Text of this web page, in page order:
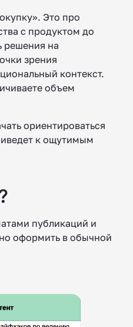
Это про
с продуктом до
решения на
зрения
контекст.
объем
ориентироваться
к ощутимым
публикаций и
оформить в обычной